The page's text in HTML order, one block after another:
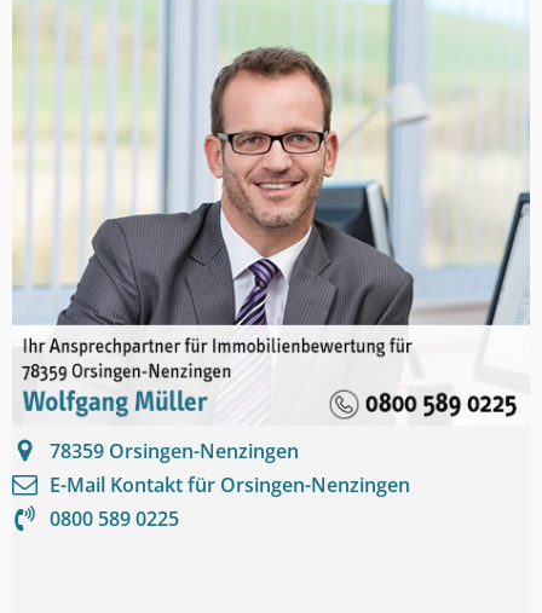
78359 Orsingen-Nenzingen
E-Mail Kontakt für Orsingen-Nenzingen
0800 589 0225